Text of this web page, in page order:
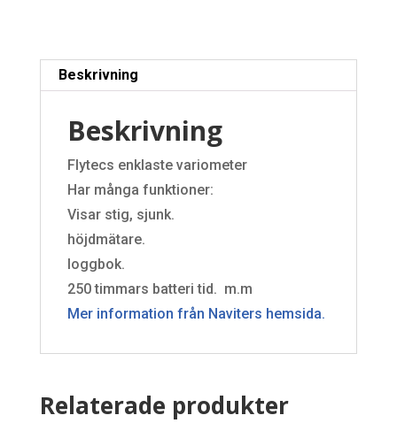
Beskrivning
Beskrivning
Flytecs enklaste variometer
Har många funktioner:
Visar stig, sjunk.
höjdmätare.
loggbok.
250 timmars batteri tid. m.m
Mer information från Naviters hemsida.
Relaterade produkter